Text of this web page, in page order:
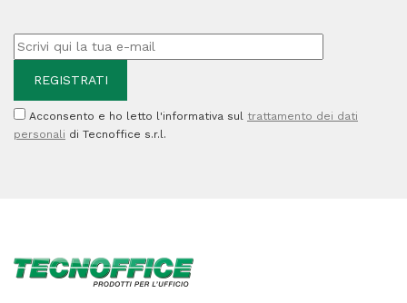
Acconsento e ho letto l'informativa sul trattamento dei dati
personali di Tecnoffice s.r.l.